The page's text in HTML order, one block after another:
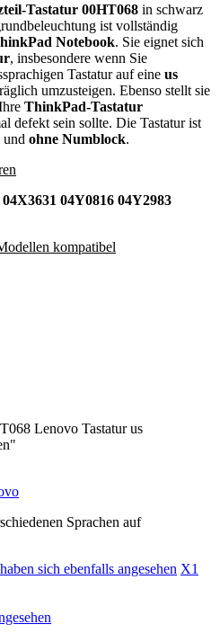
Tastatur 00HT068 in schwarz
ist vollständig
Notebook. Sie eignet sich
, insbesondere wenn Sie
Tastatur auf eine us
umzusteigen. Ebenso stellt sie
ThinkPad-Tastatur
defekt sein sollte. Die Tastatur ist
und ohne Numblock.
04Y0816 04Y2983
kompatibel
Lenovo Tastatur us
Sprachen auf
sich ebenfalls angesehen X1